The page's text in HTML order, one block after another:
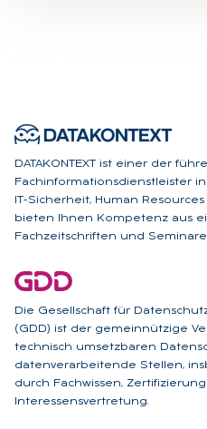
DATAKONTEXT ist einer der
Fachinformationsdienstleister
IT-Sicherheit, Human
bieten Ihnen Kompetenz aus
Fachzeitschriften und
Die Gesellschaft für
(GDD) ist der gemeinnützige
technisch umsetzbaren
datenverarbeitende Stellen,
durch Fachwissen,
Interessensvertretung.